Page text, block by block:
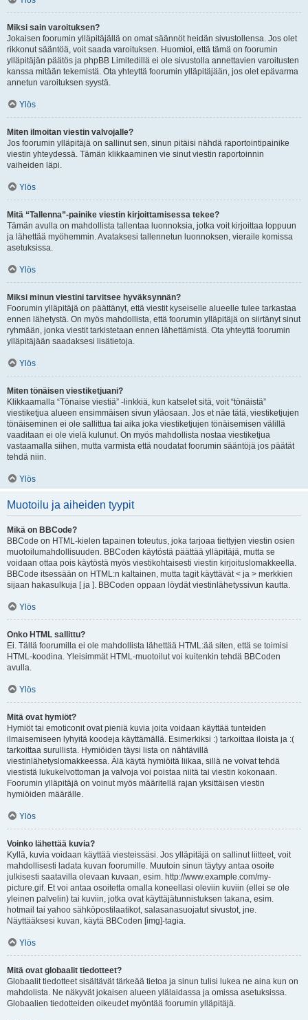
Miksi sain varoituksen?
Jokaisen foorumin ylläpitäjällä on omat säännöt heidän sivustollensa. Jos olet
rikkonut sääntöä, voit saada varoituksen. Huomioi, että tämä on foorumin
ylläpitäjän päätös ja phpBB Limitedillä ei ole sivustolla annettavien varoitusten
kanssa mitään tekemistä. Ota yhteyttä foorumin ylläpitäjään, jos olet epävarma
annetun varoituksen syystä.
Ylös
Miten ilmoitan viestin valvojalle?
Jos foorumin ylläpitäjä on sallinut sen, sinun pitäisi nähdä raportointipainike
viestin yhteydessä. Tämän klikkaaminen vie sinut viestin raportoinnin
vaiheiden läpi.
Ylös
Mitä “Tallenna”-painike viestin kirjoittamisessa tekee?
Tämän avulla on mahdollista tallentaa luonnoksia, jotka voit kirjoittaa loppuun
ja lähettää myöhemmin. Avataksesi tallennetun luonnoksen, vieraile komissa
asetuksissa.
Ylös
Miksi minun viestini tarvitsee hyväksynnän?
Foorumin ylläpitäjä on päättänyt, että viestit kyseiselle alueelle tulee tarkastaa
ennen lähetystä. On myös mahdollista, että foorumin ylläpitäjä on siirtänyt sinut
ryhmään, jonka viestit tarkistetaan ennen lähettämistä. Ota yhteyttä foorumin
ylläpitäjään saadaksesi lisätietoja.
Ylös
Miten tönäisen viestiketjuani?
Klikkaamalla “Tönaise viestiä” -linkkiä, kun katselet sitä, voit “tönäistä”
viestiketjua alueen ensimmäisen sivun yläosaan. Jos et näe tätä, viestiketjujen
tönäiseminen ei ole sallittua tai aika joka viestiketjujen tönäisemisen välillä
vaaditaan ei ole vielä kulunut. On myös mahdollista nostaa viestiketjua
vastaamalla siihen, mutta varmista että noudatat foorumin sääntöjä jos päätät
tehdä niin.
Ylös
Muotoilu ja aiheiden tyypit
Mikä on BBCode?
BBCode on HTML-kielen tapainen toteutus, joka tarjoaa tiettyjen viestin osien
muotoilumahdollisuuden. BBCoden käytöstä päättää ylläpitäjä, mutta se
voidaan ottaa pois käytöstä myös viestikohtaisesti viestin kirjoituslomakkeella.
BBCode itsessään on HTML:n kaltainen, mutta tagit käyttävät < ja > merkkien
sijaan hakasulkuja [ ja ]. BBCoden oppaan löydät viestinlähetyssivun kautta.
Ylös
Onko HTML sallittu?
Ei. Tällä foorumilla ei ole mahdollista lähettää HTML:ää siten, että se toimisi
HTML-koodina. Yleisimmät HTML-muotoilut voi kuitenkin tehdä BBCoden
avulla.
Ylös
Mitä ovat hymiöt?
Hymiöt tai emoticonit ovat pieniä kuvia joita voidaan käyttää tunteiden
ilmaisemiseen lyhyitä koodeja käyttämällä. Esimerkiksi :) tarkoittaa iloista ja :(
tarkoittaa surullista. Hymiöiden täysi lista on nähtävillä
viestinlähetyslomakkeessa. Älä käytä hymiöitä liikaa, sillä ne voivat tehdä
viestistä lukukelvottoman ja valvoja voi poistaa niitä tai viestin kokonaan.
Foorumin ylläpitäjä on voinut myös määritellä rajan yksittäisen viestin
hymiöiden määrälle.
Ylös
Voinko lähettää kuvia?
Kyllä, kuvia voidaan käyttää viesteissäsi. Jos ylläpitäjä on sallinut liitteet, voit
mahdollisesti ladata kuvan foorumille. Muutoin sinun täytyy antaa osoite
julkisesti saatavilla olevaan kuvaan, esim. http://www.example.com/my-
picture.gif. Et voi antaa osoitetta omalla koneellasi oleviin kuviin (ellei se ole
yleinen palvelin) tai kuviin, jotka ovat käyttäjätunnistuksen takana, esim.
hotmail tai yahoo sähköpostilaatikot, salasanasuojatut sivustot, jne.
Näyttääksesi kuvan, käytä BBCoden [img]-tagia.
Ylös
Mitä ovat globaalit tiedotteet?
Globaalit tiedotteet sisältävät tärkeää tietoa ja sinun tulisi lukea ne aina kun on
mahdolista. Ne näkyvät jokaisen alueen ylälaidassa ja omissa asetuksissa.
Globaalien tiedotteiden oikeudet myöntää foorumin ylläpitäjä.